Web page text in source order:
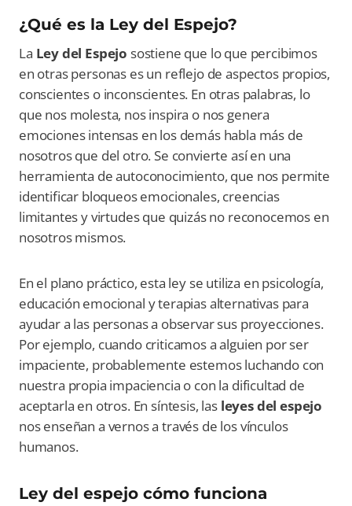
¿Qué es la Ley del Espejo?
La Ley del Espejo sostiene que lo que percibimos
en otras personas es un reflejo de aspectos propios,
conscientes o inconscientes. En otras palabras, lo
que nos molesta, nos inspira o nos genera
emociones intensas en los demás habla más de
nosotros que del otro. Se convierte así en una
herramienta de autoconocimiento, que nos permite
identificar bloqueos emocionales, creencias
limitantes y virtudes que quizás no reconocemos en
nosotros mismos.
En el plano práctico, esta ley se utiliza en psicología,
educación emocional y terapias alternativas para
ayudar a las personas a observar sus proyecciones.
Por ejemplo, cuando criticamos a alguien por ser
impaciente, probablemente estemos luchando con
nuestra propia impaciencia o con la dificultad de
aceptarla en otros. En síntesis, las leyes del espejo
nos enseñan a vernos a través de los vínculos
humanos.
Ley del espejo cómo funciona